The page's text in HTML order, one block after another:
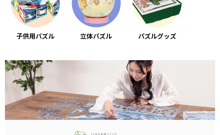
子供用パズル 立体パズル パズルグッズ